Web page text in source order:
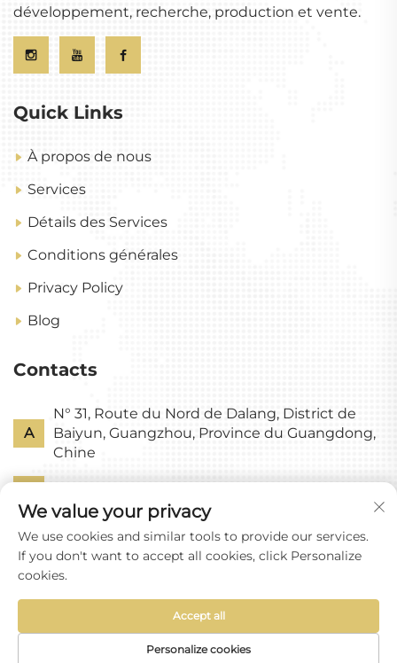
développement, recherche, production et vente.
Quick Links
À propos de nous
Services
Détails des Services
Conditions générales
Privacy Policy
Blog
Contacts
A
N° 31, Route du Nord de Dalang, District de
Baiyun, Guangzhou, Province du Guangdong,
Chine
E [email protected]
Droits d'auteur © Guangzhou Yixin Glass Co., Ltd
Tous droits réservés
We value your privacy
We use cookies and similar tools to provide our services.
If you don't want to accept all cookies, click Personalize
cookies.
Personalize cookies
Accept all